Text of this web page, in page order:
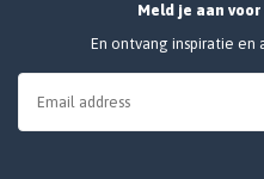
Meld je aan
En ontvang inspiratie en